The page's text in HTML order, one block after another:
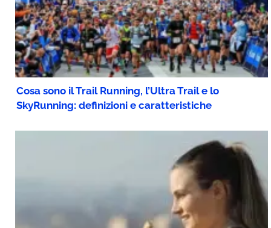
Cosa sono il Trail Running, l’Ultra Trail e lo
SkyRunning: definizioni e caratteristiche